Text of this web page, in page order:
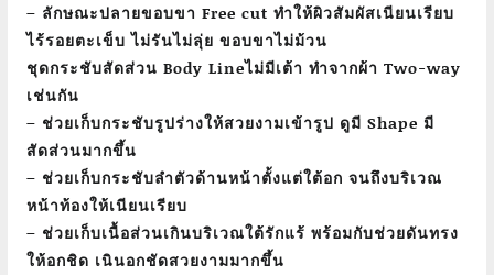
– ลักษณะปลายขอบขา Free cut ทำให้ผิวสัมผัสเนียนเรียบ
ไร้รอยตะเข็บ ไม่รันไม่ลุ่ย ขอบขาไม่ม้วน
ชุดกระชับสัดส่วน Body Lineไม่มีเต้า ทำจากผ้า Two-way
เช่นกัน
– ช่วยเก็บกระชับรูปร่างให้สวยงามเข้ารูป ดูมี Shape มี
สัดส่วนมากขึ้น
– ช่วยเก็บกระชับลำตัวด้านหน้าตั้งแต่ใต้อก จนถึงบริเวณ
หน้าท้องให้เนียนเรียบ
– ช่วยเก็บเนื้อส่วนเกินบริเวณใต้รักแร้ พร้อมกับช่วยดันทรง
ให้อกชิด เนินอกชัดสวยงามมากขึ้น